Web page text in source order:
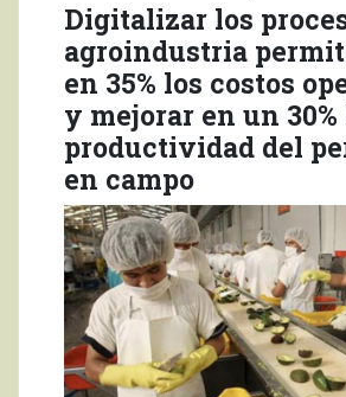
Digitalizar los
agroindustria
en 35% los costos
y mejorar en un 30%
productividad del
en campo